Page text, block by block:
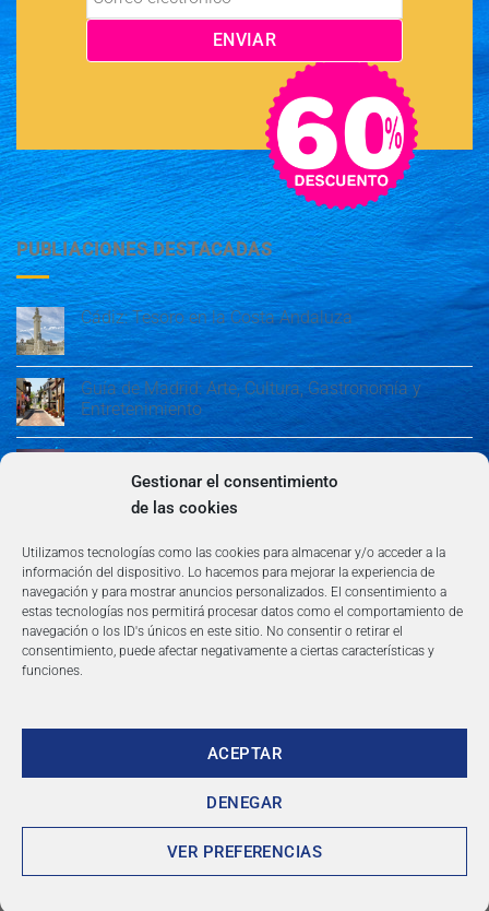
Gestionar el consentimiento
de las cookies
Utilizamos tecnologías como las cookies para almacenar y/o acceder a la
información del dispositivo. Lo hacemos para mejorar la experiencia de
navegación y para mostrar anuncios personalizados. El consentimiento a
estas tecnologías nos permitirá procesar datos como el comportamiento de
navegación o los ID's únicos en este sitio. No consentir o retirar el
consentimiento, puede afectar negativamente a ciertas características y
funciones.
ACEPTAR
DENEGAR
VER PREFERENCIAS
PUBLIACIONES DESTACADAS
Cádiz: Tesoro en la Costa Andaluza
Guía de Madrid: Arte, Cultura, Gastronomía y
Entretenimiento
Guía de Madrid: Arte, Cultura, Gastronomía y
Entretenimiento
Copyright 2026 ©360group.es